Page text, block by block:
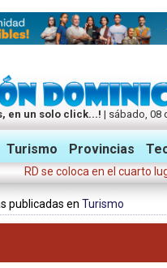
en un solo click...! | sábado, 08
Instagram
Turismo Provincias
en el cuarto lugar del
publicadas en Turismo